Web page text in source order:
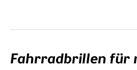
Fahrradbrillen für